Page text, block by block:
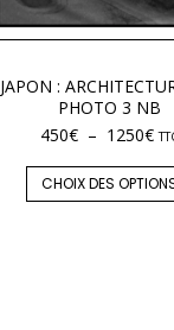
JAPON :
PHOTO 3 NB
450€ – 1250€
CHOIX DES